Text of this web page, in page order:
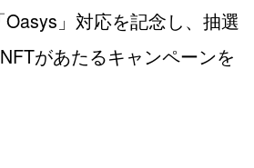
」対応を記念し、抽選
があたるキャンペーンを